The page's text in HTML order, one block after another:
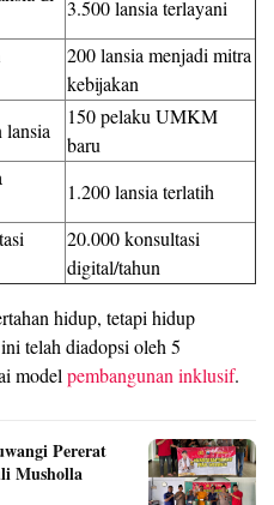
3.500 lansia terlayani
200 lansia menjadi mitra
kebijakan
lansia
150 pelaku UMKM
baru
1.200 lansia terlatih
20.000 konsultasi
digital/tahun
hidup, tetapi hidup
telah diadopsi oleh 5
model pembangunan inklusif.
Pererat
Musholla